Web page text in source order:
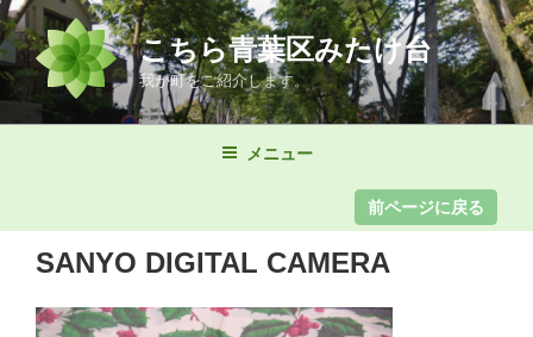
コ
ン
テ
ン
ツ
こちら青葉区みたけ台
我が町をご紹介します。
メニュー
SANYO DIGITAL CAMERA